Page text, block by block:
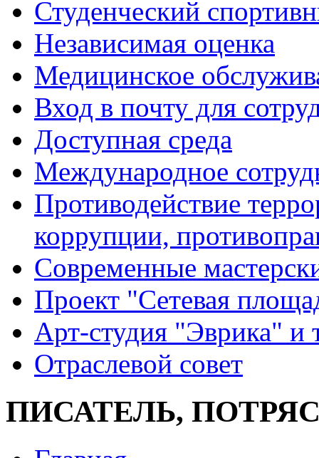
Студенческий
Независимая оценка
Медицинское
Вход в почту для
Доступная среда
Международное
Противодействие
коррупции,
Современные
Проект "Сетевая
Арт-студия "Эврика" и
Отраслевой совет
ПИСАТЕЛЬ,